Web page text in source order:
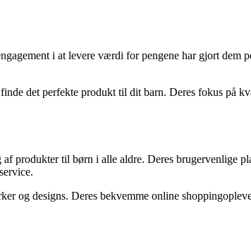
i at levere værdi for pengene har gjort
det perfekte produkt til dit barn. Deres fokus på
produkter til børn i alle aldre. Deres brugervenlige
og designs. Deres bekvemme online